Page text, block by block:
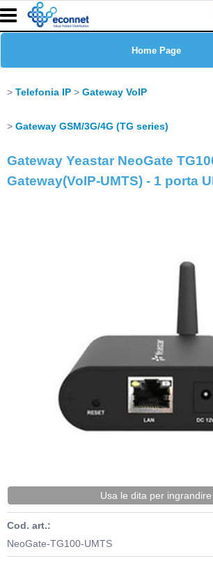
Home Page
Prodotti
Corsi
PROMO ATTIVE
Telefonia IP Gateway VoIP
Gateway GSM/3G/4G (TG series)
Gateway Yeastar NeoGate
Gateway(VoIP-UMTS) - 1 porta
Usa le dita per ingrandire
Cod. art.:
NeoGate-TG100-UMTS